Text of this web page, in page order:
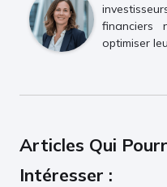
financiers
optimiser
Articles Qui
Intéresser :